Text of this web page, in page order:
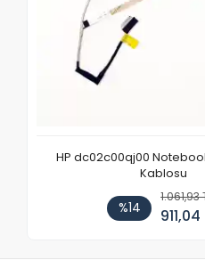
HP dc02c00qj00
Kablosu
%14
1.061,93
911,04